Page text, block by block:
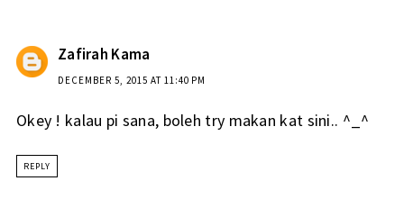
Zafirah Kama
DECEMBER 5, 2015 AT 11:40 PM
Okey ! kalau pi sana, boleh try makan kat sini.. ^_^
REPLY